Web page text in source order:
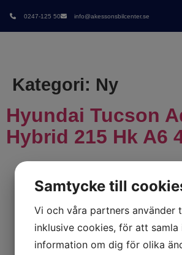
0247-125 50 info@akessonsbilcenter.se
Kategori: Ny
Hyundai Tucson
Hybrid 215 Hk A6
Samtycke till
Vi och våra partners använder
inklusive cookies, för att samla
information om dig för olika